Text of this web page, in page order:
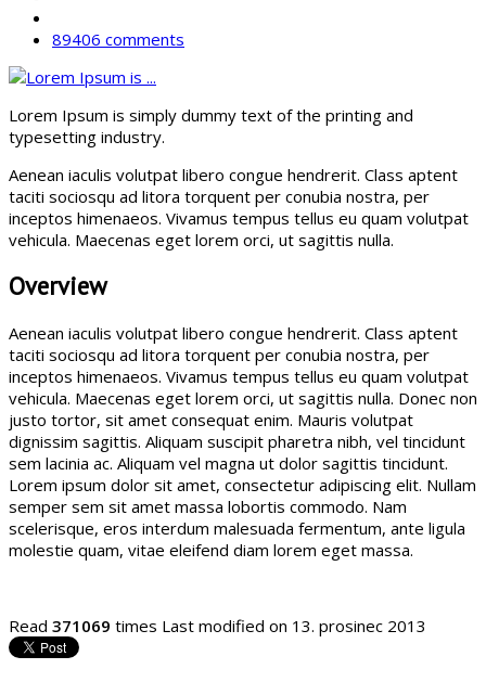
89406 comments
Lorem Ipsum is simply dummy text of the printing and
typesetting industry.
Aenean iaculis volutpat libero congue hendrerit. Class aptent
taciti sociosqu ad litora torquent per conubia nostra, per
inceptos himenaeos. Vivamus tempus tellus eu quam volutpat
vehicula. Maecenas eget lorem orci, ut sagittis nulla.
Overview
Aenean iaculis volutpat libero congue hendrerit. Class aptent
taciti sociosqu ad litora torquent per conubia nostra, per
inceptos himenaeos. Vivamus tempus tellus eu quam volutpat
vehicula. Maecenas eget lorem orci, ut sagittis nulla. Donec non
justo tortor, sit amet consequat enim. Mauris volutpat
dignissim sagittis. Aliquam suscipit pharetra nibh, vel tincidunt
sem lacinia ac. Aliquam vel magna ut dolor sagittis tincidunt.
Lorem ipsum dolor sit amet, consectetur adipiscing elit. Nullam
semper sem sit amet massa lobortis commodo. Nam
scelerisque, eros interdum malesuada fermentum, ante ligula
molestie quam, vitae eleifend diam lorem eget massa.
Read 371069 times Last modified on 13. prosinec 2013